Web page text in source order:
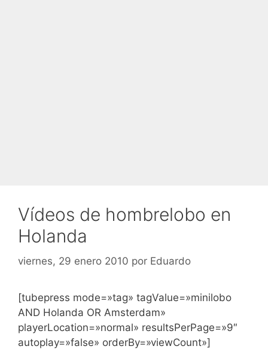
Vídeos de hombrelobo en
Holanda
viernes, 29 enero 2010 por Eduardo
[tubepress mode=»tag» tagValue=»minilobo
AND Holanda OR Amsterdam»
playerLocation=»normal» resultsPerPage=»9″
autoplay=»false» orderBy=»viewCount»]